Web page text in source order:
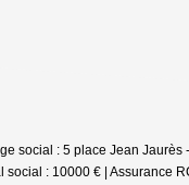
social : 5 place Jean
: 10000 € | Assurance